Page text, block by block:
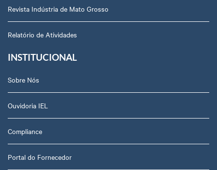
Revista Indústria de Mato Grosso
Relatório de Atividades
INSTITUCIONAL
Sobre Nós
Ouvidoria IEL
Compliance
Portal do Fornecedor